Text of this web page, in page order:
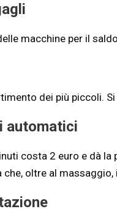
macchine per il
dei più piccoli.
automatici
costa 2 euro e dà
che, oltre al